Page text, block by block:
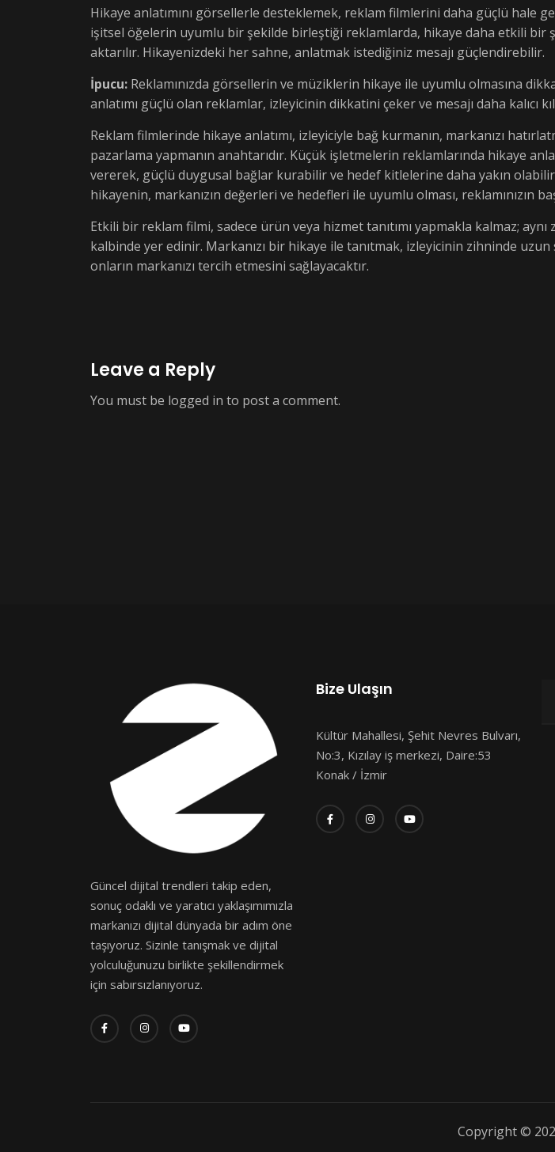
Hikaye anlatımını görsellerle desteklemek, reklam filmlerini daha güçlü hale
işitsel öğelerin uyumlu bir şekilde birleştiği reklamlarda, hikaye daha etkili bir
aktarılır. Hikayenizdeki her sahne, anlatmak istediğiniz mesajı güçlendirebilir.
İpucu: Reklamınızda görsellerin ve müziklerin hikaye ile uyumlu olmasına
anlatımı güçlü olan reklamlar, izleyicinin dikkatini çeker ve mesajı daha kalıcı
Reklam filmlerinde hikaye anlatımı, izleyiciyle bağ kurmanın, markanızı
pazarlama yapmanın anahtarıdır. Küçük işletmelerin reklamlarında hikaye
vererek, güçlü duygusal bağlar kurabilir ve hedef kitlelerine daha yakın
hikayenin, markanızın değerleri ve hedefleri ile uyumlu olması, reklamınızın
Etkili bir reklam filmi, sadece ürün veya hizmet tanıtımı yapmakla kalmaz; aynı
kalbinde yer edinir. Markanızı bir hikaye ile tanıtmak, izleyicinin zihninde uzun
onların markanızı tercih etmesini sağlayacaktır.
Leave a Reply
You must be logged in to post a comment.
Güncel dijital trendleri takip eden,
sonuç odaklı ve yaratıcı yaklaşımımızla
markanızı dijital dünyada bir adım öne
taşıyoruz. Sizinle tanışmak ve dijital
yolculuğunuzu birlikte şekillendirmek
için sabırsızlanıyoruz.
Bize Ulaşın
Kültür Mahallesi, Şehit Nevres Bulvarı,
No:3, Kızılay iş merkezi, Daire:53
Konak / İzmir
Copyright ©